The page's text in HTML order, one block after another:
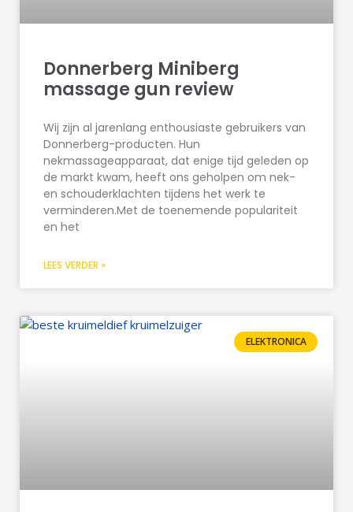
Donnerberg Miniberg
massage gun review
Wij zijn al jarenlang enthousiaste gebruikers van
Donnerberg-producten. Hun
nekmassageapparaat, dat enige tijd geleden op
de markt kwam, heeft ons geholpen om nek-
en schouderklachten tijdens het werk te
verminderen.Met de toenemende populariteit
en het
LEES VERDER »
ELEKTRONICA